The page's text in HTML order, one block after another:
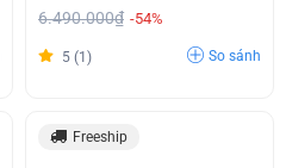
6.490.000₫ -54%
5 (1) So sánh
Freeship